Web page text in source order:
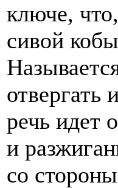
ключе,
сивой
отвергать
речь идет
и
со